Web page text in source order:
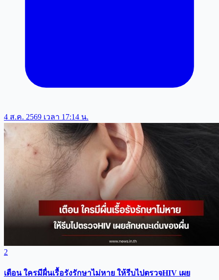
4 ส.ค. 2569 เวลา 17:14 น.
2
เตือน ใครมีผื่นเรื้อรังรักษาไม่หาย ให้รีบไปตรวจHIV เผย